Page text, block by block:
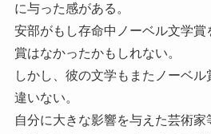
に与った感がある。
安部がもし存命中ノーベル文学賞
賞はなかったかもしれない。
しかし、彼の文学もまたノーベ
違いない。
自分に大きな影響を与えた芸術